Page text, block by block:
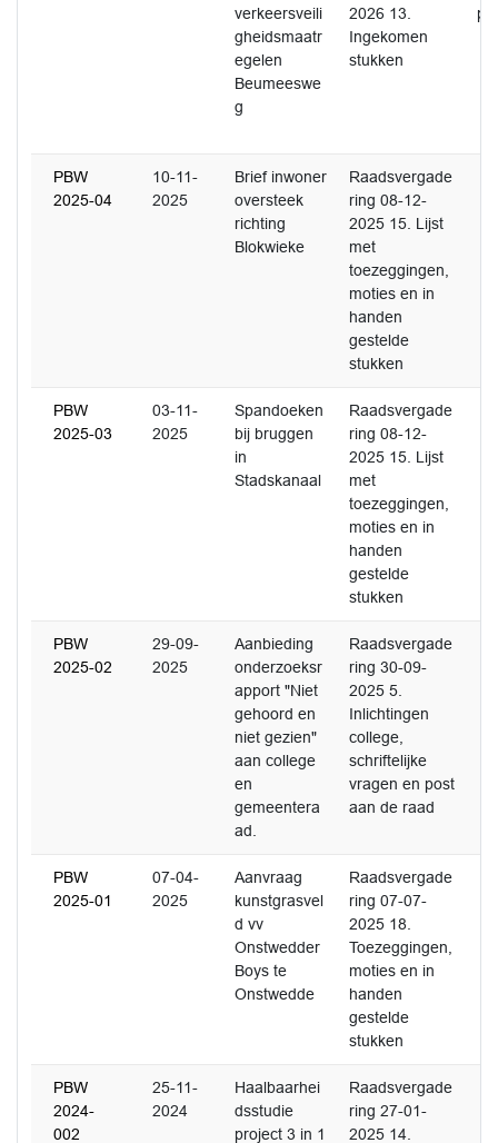
verkeersveili
gheidsmaatr
egelen
Beumeeswe
g
2026 13.
Ingekomen
stukken
PBW
2025-04
10-11-
2025
Brief inwoner
oversteek
richting
Blokwieke
Raadsvergade
ring 08-12-
2025 15. Lijst
met
toezeggingen,
moties en in
handen
gestelde
stukken
PBW
2025-03
03-11-
2025
Spandoeken
bij bruggen
in
Stadskanaal
Raadsvergade
ring 08-12-
2025 15. Lijst
met
toezeggingen,
moties en in
handen
gestelde
stukken
PBW
2025-02
29-09-
2025
Aanbieding
onderzoeksr
apport "Niet
gehoord en
niet gezien"
aan college
en
gemeentera
ad.
Raadsvergade
ring 30-09-
2025 5.
Inlichtingen
college,
schriftelijke
vragen en post
aan de raad
PBW
2025-01
07-04-
2025
Aanvraag
kunstgrasvel
d vv
Onstwedder
Boys te
Onstwedde
Raadsvergade
ring 07-07-
2025 18.
Toezeggingen,
moties en in
handen
gestelde
stukken
PBW
2024-
002
25-11-
2024
Haalbaarhei
dsstudie
project 3 in 1
Raadsvergade
ring 27-01-
2025 14.